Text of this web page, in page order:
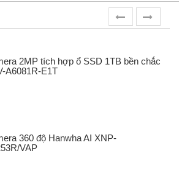
2MP tích hợp ổ SSD 1TB bền chắc
A6081R-E1T
360 độ Hanwha AI XNP-
VAP